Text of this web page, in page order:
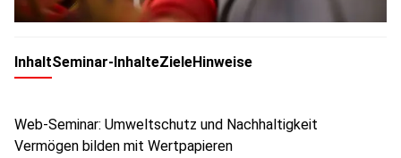
InhaltSeminar-InhalteZieleHinweise
Web-Seminar: Umweltschutz und Nachhaltigkeit
Vermögen bilden mit Wertpapieren